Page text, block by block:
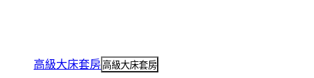
高級大床套房高級大床套房